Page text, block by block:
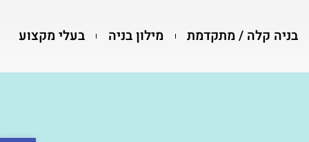
בניה קלה / מתקדמת מילון בניה בעלי מקצוע